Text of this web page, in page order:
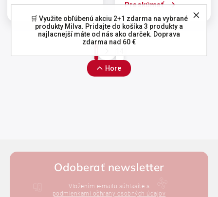
🛒 Využite obľúbenú akciu 2+1 zdarma na vybrané
produkty Milva. Pridajte do košíka 3 produkty a
najlacnejší máte od nás ako darček. Doprava
zdarma nad 60 €
Preskúmať
Hore
Odoberať newsletter
Vložením e-mailu súhlasíte s
podmienkami ochrany osobných údajov